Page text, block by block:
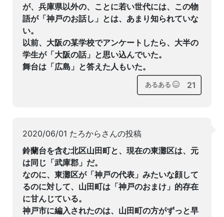
が、兵庫県以外の、ことに若い世代には、この物
語が「神戸のお話し」とは、あまり知られていな
い。
以前、大阪の某学校でアンケートしたら、大半の
学生が「大阪の話」と思い込んでいた。
舞台は「広島」と答えた人もいた。
あるある 21
2020/06/01 たろからさんの投稿
鈴蘭台を含む北区山田町と、現在の東灘区は、元
は同じ「武庫郡」だ。
なのに、東灘区が「神戸の代表」みたいな顔して
るのに対して、山田町は「神戸のおまけ」的存在
に甘んじている。
神戸市に編入されたのは、山田町の方がずっと早